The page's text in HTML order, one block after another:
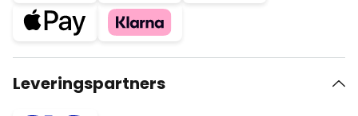
Leveringspartners